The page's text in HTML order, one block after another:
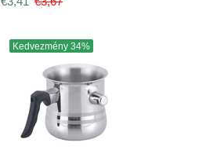
Kedvezmény 34%